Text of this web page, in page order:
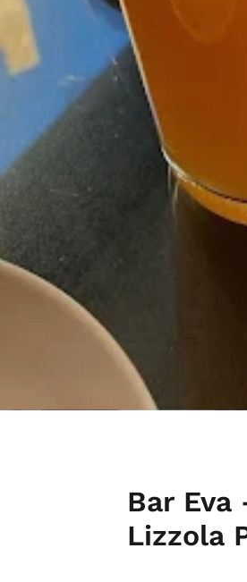
Bar
Lizzola